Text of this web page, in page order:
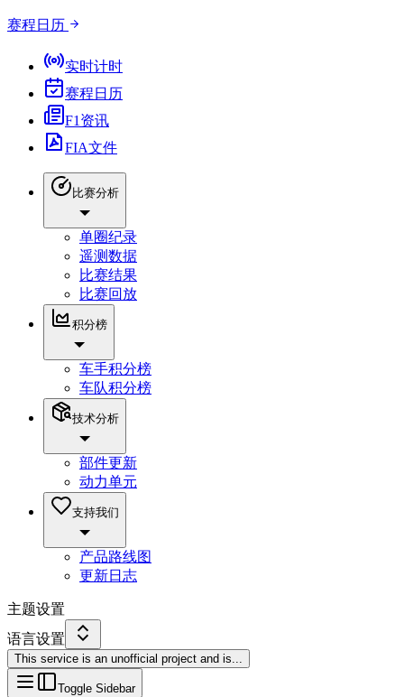
赛程日历
实时计时
赛程日历
F1资讯
FIA文件
比赛分析
单圈纪录
遥测数据
比赛结果
比赛回放
积分榜
车手积分榜
车队积分榜
技术分析
部件更新
动力单元
支持我们
产品路线图
更新日志
主题设置
语言设置
This service is an unofficial project and is...
Toggle Sidebar